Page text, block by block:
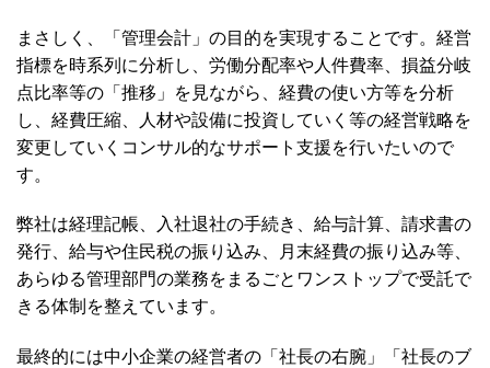
まさしく、「管理会計」の目的を実現することです。経営
指標を時系列に分析し、労働分配率や人件費率、損益分岐
点比率等の「推移」を見ながら、経費の使い方等を分析
し、経費圧縮、人材や設備に投資していく等の経営戦略を
変更していくコンサル的なサポート支援を行いたいので
す。
弊社は経理記帳、入社退社の手続き、給与計算、請求書の
発行、給与や住民税の振り込み、月末経費の振り込み等、
あらゆる管理部門の業務をまるごとワンストップで受託で
きる体制を整えています。
最終的には中小企業の経営者の「社長の右腕」「社長のブ